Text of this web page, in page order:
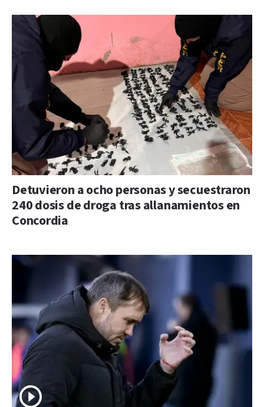
Detuvieron a ocho personas y secuestraron
240 dosis de droga tras allanamientos en
Concordia